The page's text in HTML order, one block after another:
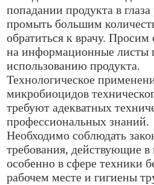
попадании продукта в
промыть большим
обратиться к врачу.
на информационные листы
использованию продукта.
Технологическое
микробиоцидов
требуют адекватных
профессиональных знаний.
Необходимо соблюдать
требования, действующие в
особенно в сфере техники
рабочем месте и гигиены